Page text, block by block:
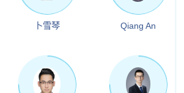
卜雪琴 Qiang An